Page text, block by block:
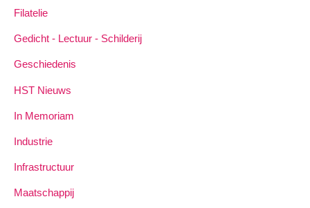
Filatelie
Gedicht - Lectuur - Schilderij
Geschiedenis
HST Nieuws
In Memoriam
Industrie
Infrastructuur
Maatschappij